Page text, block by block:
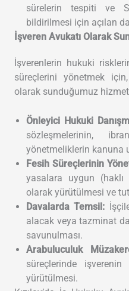
sürelerin tespiti ve
bildirilmesi için açılan
İşveren Avukatı Olarak
İşverenlerin hukuki
süreçlerini yönetmek
olarak sunduğumuz
Önleyici Hukuki
sözleşmelerinin,
yönetmeliklerin kanuna
Fesih Süreçlerinin
yasalara uygun
olarak yürütülmesi ve
Davalarda Temsil:
alacak veya tazminat
savunulması.
Arabuluculuk
süreçlerinde
yürütülmesi.